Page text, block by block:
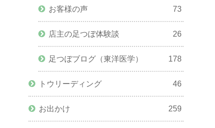
お客様の声 73
店主の足つぼ体験談 26
足つぼブログ（東洋医学） 178
トウリーディング 46
お出かけ 259